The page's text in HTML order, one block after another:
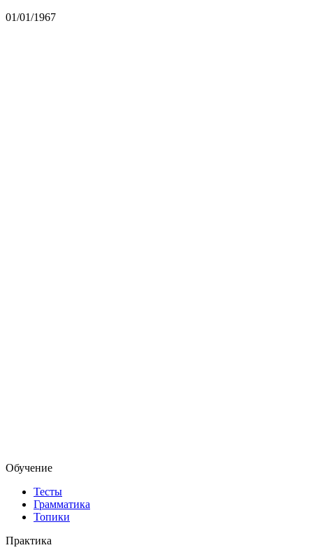
01/01/1967
Обучение
Тесты
Грамматика
Топики
Практика